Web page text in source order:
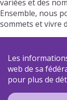
variées et des
Ensemble, nous
sommets et vivre
Les
web de sa
pour plus de